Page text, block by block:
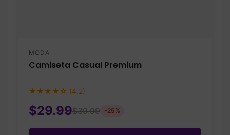
MODA
Camiseta Casual Premium
★★★★☆ (4.2)
$29.99$39.99 -25%